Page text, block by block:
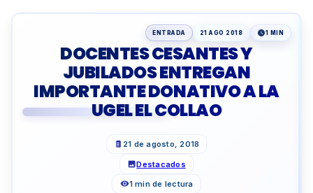
ENTRADA 21 AGO 2018 1 MIN
DOCENTES CESANTES Y
JUBILADOS ENTREGAN
IMPORTANTE DONATIVO A LA
UGEL EL COLLAO
21 de agosto, 2018
Destacados
1 min de lectura